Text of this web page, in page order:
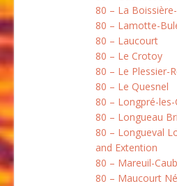
80 – La
80 – Lamotte-
80 – Laucourt
80 – Le Crotoy
80 – Le Plessier-
80 – Le Quesnel
80 – Longpré-
80 – Longueau
80 – Longueval
and Extention
80 – Mareuil-
80 – Maucourt